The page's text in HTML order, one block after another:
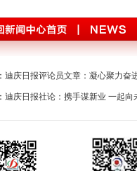
彻七一重要讲话精神 州第
拉飞羽天堂 2021年迪庆两
核心价值观 习近平总书
迪庆日报评论员文章：凝心聚力奋
迪庆日报社论：携手谋新业 一起向